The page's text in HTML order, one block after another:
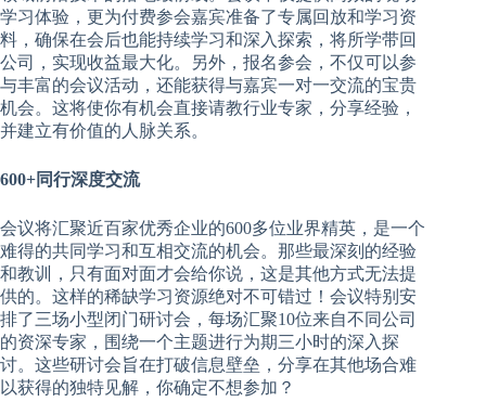
学习体验，更为付费参会嘉宾准备了专属回放和学习资
料，确保在会后也能持续学习和深入探索，将所学带回
公司，实现收益最大化。另外，报名参会，不仅可以参
与丰富的会议活动，还能获得与嘉宾一对一交流的宝贵
机会。这将使你有机会直接请教行业专家，分享经验，
并建立有价值的人脉关系。
600+同行深度交流
会议将汇聚近百家优秀企业的600多位业界精英，是一个
难得的共同学习和互相交流的机会。那些最深刻的经验
和教训，只有面对面才会给你说，这是其他方式无法提
供的。这样的稀缺学习资源绝对不可错过！会议特别安
排了三场小型闭门研讨会，每场汇聚10位来自不同公司
的资深专家，围绕一个主题进行为期三小时的深入探
讨。这些研讨会旨在打破信息壁垒，分享在其他场合难
以获得的独特见解，你确定不想参加？